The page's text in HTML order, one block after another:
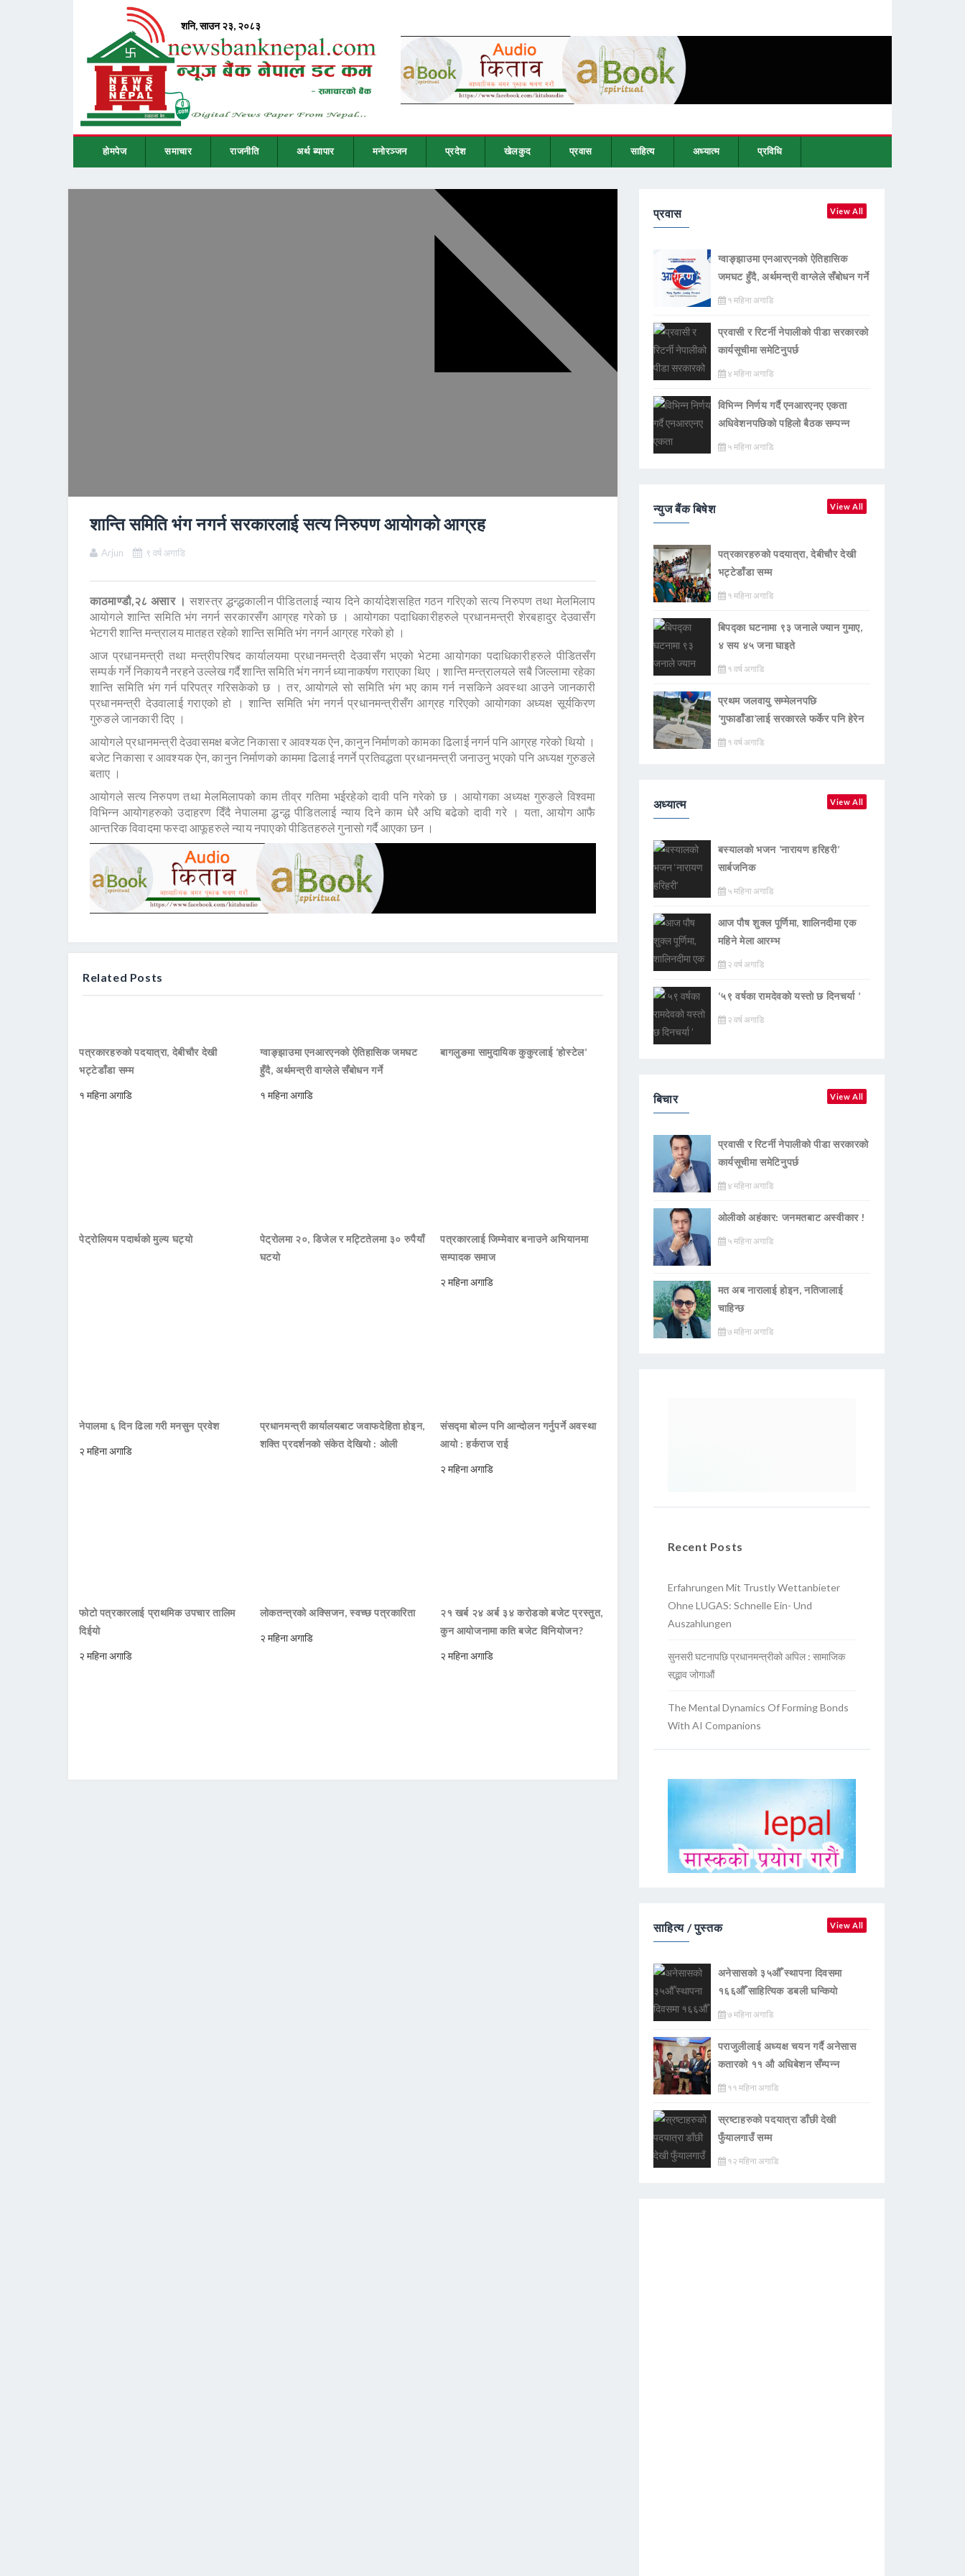
होमपेज समाचार राजनीति अर्थ ब्यापार मनोरञ्जन प्रदेश खेलकुद प्रवास साहित्य अध्यात्म प्रविधि
शान्ति समिति भंग नगर्न सरकारलाई सत्य निरुपण आयोगको आग्रह
Arjun ९ वर्ष अगाडि
काठमाण्डौ,२८ असार । सशस्त्र द्धन्द्धकालीन पीडितलाई न्याय दिने कार्यादेशसहित गठन गरिएको सत्य निरुपण तथा मेलमिलाप
आयोगले शान्ति समिति भंग नगर्न सरकारसँग आग्रह गरेको छ । आयोगका पदाधिकारीहरुले प्रधानमन्त्री शेरबहादुर देउवासँग
भेटगरी शान्ति मन्त्रालय मातहत रहेको शान्ति समिति भंग नगर्न आग्रह गरेको हो ।
आज प्रधानमन्त्री तथा मन्त्रीपरिषद कार्यालयमा प्रधानमन्त्री देउवासँग भएको भेटमा आयोगका पदाधिकारीहरुले पीडितसँग
सम्पर्क गर्ने निकायनै नरहने उल्लेख गर्दै शान्ति समिति भंग नगर्न ध्यानाकर्षण गराएका थिए । शान्ति मन्त्रालयले सबै जिल्लामा रहेका
शान्ति समिति भंग गर्न परिपत्र गरिसकेको छ । तर, आयोगले सो समिति भंग भए काम गर्न नसकिने अवस्था आउने जानकारी
प्रधानमन्त्री देउवालाई गराएको हो । शान्ति समिति भंग नगर्न प्रधानमन्त्रीसँग आग्रह गरिएको आयोगका अध्यक्ष सूर्यकिरण
गुरुङले जानकारी दिए ।
आयोगले प्रधानमन्त्री देउवासमक्ष बजेट निकासा र आवश्यक ऐन, कानुन निर्माणको कामका ढिलाई नगर्न पनि आग्रह गरेको थियो ।
बजेट निकासा र आवश्यक ऐन, कानुन निर्माणको काममा ढिलाई नगर्ने प्रतिवद्धता प्रधानमन्त्री जनाउनु भएको पनि अध्यक्ष गुरुङले
बताए ।
आयोगले सत्य निरुपण तथा मेलमिलापको काम तीव्र गतिमा भईरहेको दावी पनि गरेको छ । आयोगका अध्यक्ष गुरुङले विश्वमा
विभिन्न आयोगहरुको उदाहरण दिँदै नेपालमा द्धन्द्ध पीडितलाई न्याय दिने काम धेरै अघि बढेको दावी गरे । यता, आयोग आफै
आन्तरिक विवादमा फस्दा आफूहरुले न्याय नपाएको पीडितहरुले गुनासो गर्दै आएका छन ।
Related Posts
पत्रकारहरुको पदयात्रा, देबीचौर देखी
भट्टेडाँडा सम्म
१ महिना अगाडि
ग्वाङ्झाउमा एनआरएनको ऐतिहासिक जमघट
हुँदै, अर्थमन्त्री वाग्लेले सँबोधन गर्ने
१ महिना अगाडि
बागलुङमा सामुदायिक कुकुरलाई ‘होस्टेल’
पेट्रोलियम पदार्थको मुल्य घट्यो
पेट्रोलमा २०, डिजेल र मट्टितेलमा ३० रुपैयाँ
घटयो
पत्रकारलाई जिम्मेवार बनाउने अभियानमा
सम्पादक समाज
२ महिना अगाडि
नेपालमा ६ दिन ढिला गरी मनसुन प्रवेश
२ महिना अगाडि
प्रधानमन्त्री कार्यालयबाट जवाफदेहिता होइन,
शक्ति प्रदर्शनको संकेत देखियो : ओली
संसद्मा बोल्न पनि आन्दोलन गर्नुपर्ने अवस्था
आयो : हर्कराज राई
२ महिना अगाडि
फोटो पत्रकारलाई प्राथमिक उपचार तालिम
दिईयो
२ महिना अगाडि
लोकतन्त्रको अक्सिजन, स्वच्छ पत्रकारिता
२ महिना अगाडि
२१ खर्ब २४ अर्ब ३४ करोडको बजेट प्रस्तुत,
कुन आयोजनामा कति बजेट विनियोजन?
२ महिना अगाडि
प्रवास View All
ग्वाङ्झाउमा एनआरएनको ऐतिहासिक
जमघट हुँदै, अर्थमन्त्री वाग्लेले सँबोधन गर्ने
१ महिना अगाडि
प्रवासी र रिटर्नी नेपालीको पीडा सरकारको
कार्यसूचीमा समेटिनुपर्छ
४ महिना अगाडि
विभिन्न निर्णय गर्दै एनआरएनए एकता
अधिवेशनपछिको पहिलो बैठक सम्पन्न
५ महिना अगाडि
न्युज बैंक बिषेश View All
पत्रकारहरुको पदयात्रा, देबीचौर देखी
भट्टेडाँडा सम्म
१ महिना अगाडि
बिपद्का घटनामा ९३ जनाले ज्यान गुमाए,
४ सय ४५ जना घाइते
१ वर्ष अगाडि
प्रथम जलवायु सम्मेलनपछि
‘गुफाडाँडा’लाई सरकारले फर्केर पनि हेरेन
१ वर्ष अगाडि
अध्यात्म View All
बस्यालको भजन ‘नारायण हरिहरी’
सार्बजनिक
५ महिना अगाडि
आज पौष शुक्ल पूर्णिमा, शालिनदीमा एक
महिने मेला आरम्भ
२ वर्ष अगाडि
‘५९ वर्षका रामदेवकाे यस्ताे छ दिनचर्या ’
२ वर्ष अगाडि
बिचार View All
प्रवासी र रिटर्नी नेपालीको पीडा सरकारको
कार्यसूचीमा समेटिनुपर्छ
४ महिना अगाडि
ओलीको अहंकार: जनमतबाट अस्वीकार !
५ महिना अगाडि
मत अब नारालाई होइन, नतिजालाई
चाहिन्छ
७ महिना अगाडि
Recent Posts
Erfahrungen Mit Trustly Wettanbieter
Ohne LUGAS: Schnelle Ein- Und
Auszahlungen
सुनसरी घटनापछि प्रधानमन्त्रीको अपिल : सामाजिक
सद्भाव जोगाऔं
The Mental Dynamics Of Forming Bonds
With AI Companions
साहित्य / पुस्तक View All
अनेसासको ३५औँ स्थापना दिवसमा
१६६औँ साहित्यिक डबली घन्कियाे
७ महिना अगाडि
पराजुलीलाई अध्यक्ष चयन गर्दै अनेसास
कतारको ११ औ अधिबेशन सँम्पन्न
११ महिना अगाडि
स्रष्टाहरुको पदयात्रा डाँछी देखी
फुँयालगाउँ सम्म
१२ महिना अगाडि